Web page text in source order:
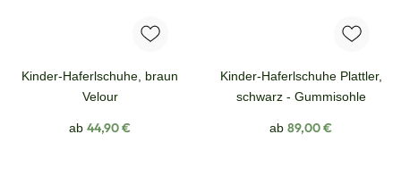
Kinder-Haferlschuhe, braun
Velour
Regulärer Preis:
ab 44,90 €
Kinder-Haferlschuhe Plattler,
schwarz - Gummisohle
Regulärer Preis:
ab 89,00 €